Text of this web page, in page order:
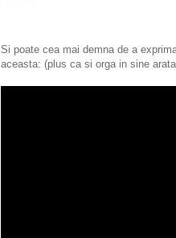
Si poate cea mai demna de a
aceasta: (plus ca si orga in sine